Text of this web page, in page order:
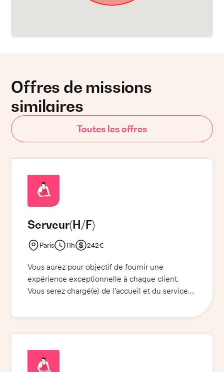
Offres de missions
similaires
Toutes les offres
Serveur(H/F)
Paris 11h 242€
Vous aurez pour objectif de fournir une
expérience exceptionnelle à chaque client.
Vous serez chargé(e) de l'accueil et du service
des commandes, de l'exécution des
des tâches de plonge telles que le nettoyage
des plats, des assiettes et des couverts. Vous